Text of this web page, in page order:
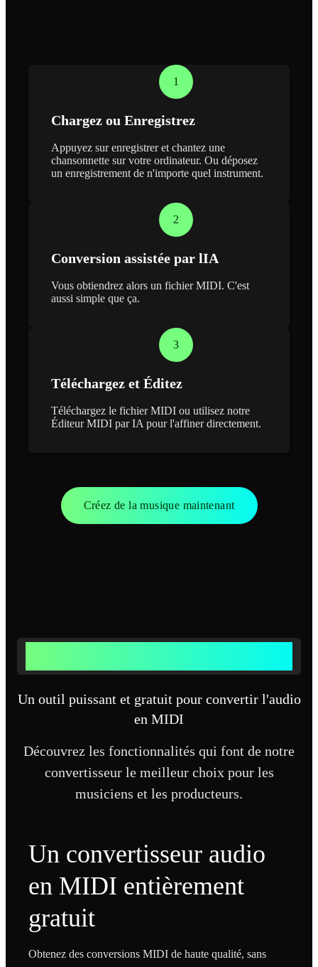
1
Chargez ou Enregistrez
Appuyez sur enregistrer et chantez une
chansonnette sur votre ordinateur. Ou déposez
un enregistrement de n'importe quel instrument.
2
Conversion assistée par lIA
Vous obtiendrez alors un fichier MIDI. C'est
aussi simple que ça.
3
Téléchargez et Éditez
Téléchargez le fichier MIDI ou utilisez notre
Éditeur MIDI par IA pour l'affiner directement.
Créez de la musique maintenant
Un outil puissant et gratuit pour convertir l'audio
en MIDI
Découvrez les fonctionnalités qui font de notre
convertisseur le meilleur choix pour les
musiciens et les producteurs.
Un convertisseur audio
en MIDI entièrement
gratuit
Obtenez des conversions MIDI de haute qualité, sans